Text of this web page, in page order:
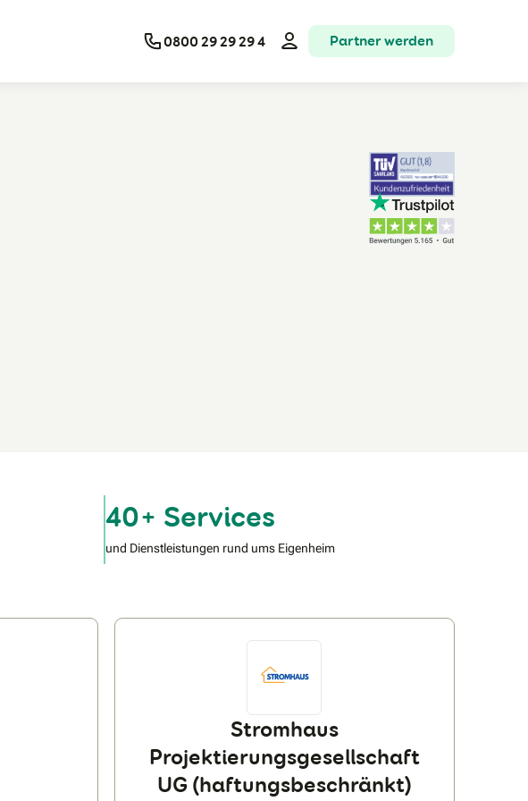
0800 29 29 29 4 Partner werden
40+ Services
und Dienstleistungen rund ums Eigenheim
Stromhaus
Projektierungsgesellschaft
UG (haftungsbeschränkt)